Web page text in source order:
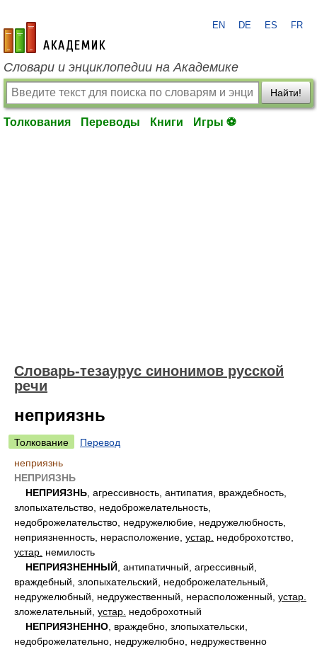
academic.ru
EN DE ES FR
Словари и энциклопедии на Академике
Найти!
Толкования Переводы Книги Игры ⚽
Словарь-тезаурус синонимов русской
речи
неприязнь
Толкование
Перевод
неприязнь
НЕПРИЯЗНЬ
НЕПРИЯЗНЬ , агрессивность, антипатия, враждебность,
злопыхательство, недоброжелательность,
недоброжелательство, недружелюбие, недружелюбность,
неприязненность, нерасположение, устар. недоброхотство,
устар. немилость
НЕПРИЯЗНЕННЫЙ , антипатичный, агрессивный,
враждебный, злопыхательский, недоброжелательный,
недружелюбный, недружественный, нерасположенный, устар.
зложелательный, устар. недоброхотный
НЕПРИЯЗНЕННО , враждебно, злопыхательски,
недоброжелательно, недружелюбно, недружественно